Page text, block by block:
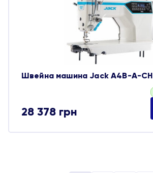
Швейна машина Jack A4B-A-CH
28 378 грн